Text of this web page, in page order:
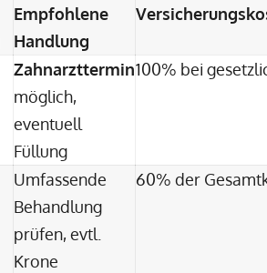
Empfohlene
Handlung
Zahnarzttermin
möglich,
eventuell
Füllung
100% bei
Umfassende
Behandlung
prüfen, evtl.
Krone
60% der